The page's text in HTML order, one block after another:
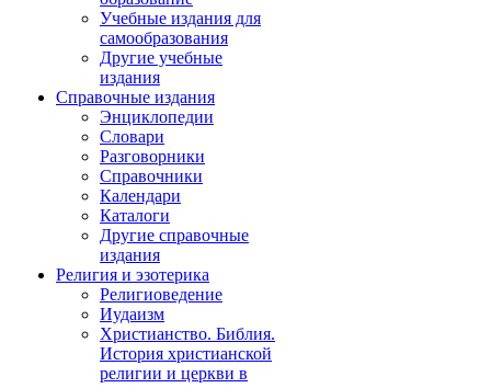
Учебные издания для
самообразования
Другие учебные
издания
Справочные издания
Энциклопедии
Словари
Разговорники
Справочники
Календари
Каталоги
Другие справочные
издания
Религия и эзотерика
Религиоведение
Иудаизм
Христианство. Библия.
История христианской
религии и церкви в